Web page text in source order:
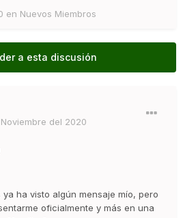
en Nuevos Miembros
a esta discusión
del 2020
ha visto algún mensaje mío, pero
oficialmente y más en una